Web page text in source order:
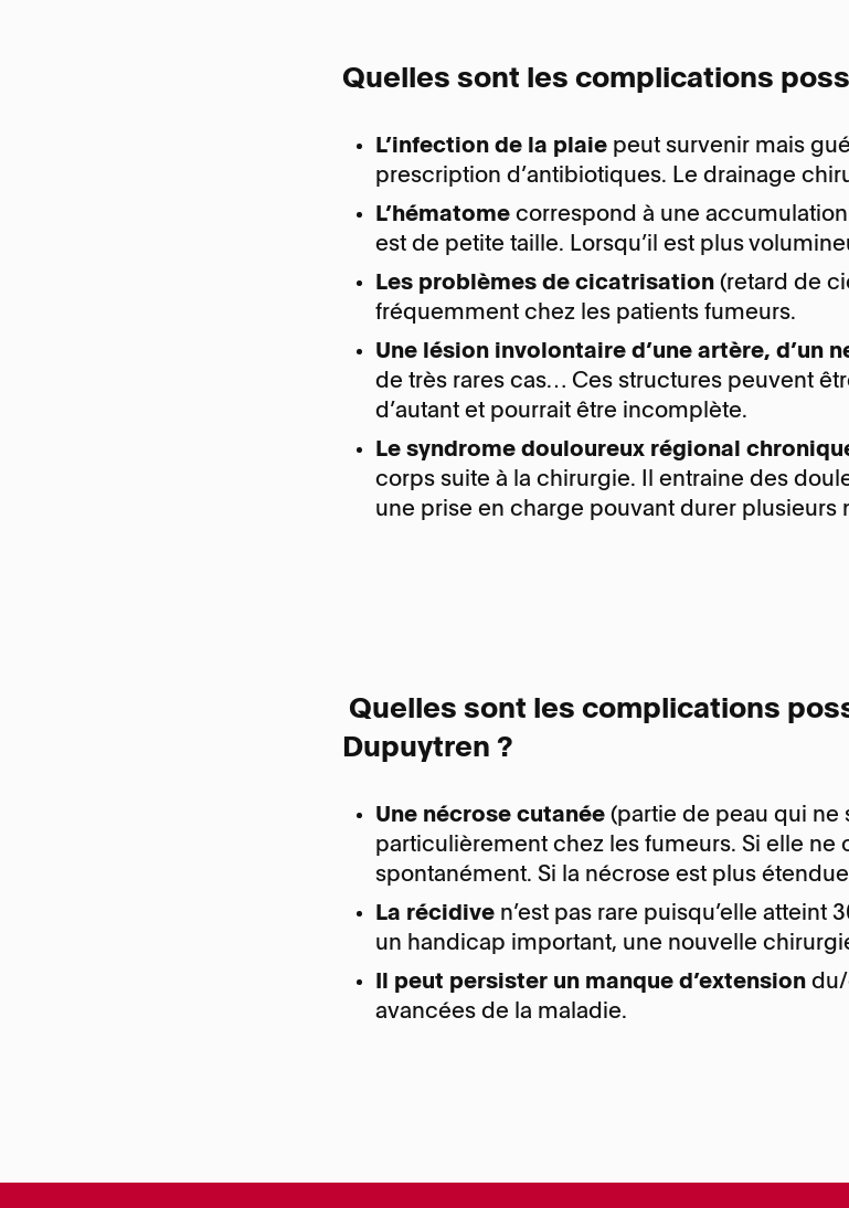
Quelles sont les complications
L’infection de la plaie peut survenir mais
prescription d’antibiotiques. Le drainage
L’hématome correspond à une
est de petite taille. Lorsqu’il est plus
Les problèmes de cicatrisation (retard de
fréquemment chez les patients fumeurs.
Une lésion involontaire d’une artère, d’un
de très rares cas… Ces structures peuvent
d’autant et pourrait être incomplète.
Le syndrome douloureux régional
corps suite à la chirurgie. Il entraine des
une prise en charge pouvant durer plusieurs
Quelles sont les complications
Dupuytren ?
Une nécrose cutanée (partie de peau qui ne
particulièrement chez les fumeurs. Si elle ne
spontanément. Si la nécrose est plus
La récidive n’est pas rare puisqu’elle atteint
un handicap important, une nouvelle
Il peut persister un manque d’extension du/
avancées de la maladie.